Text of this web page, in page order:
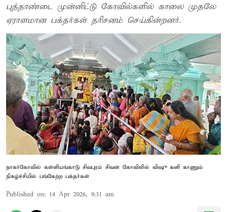
புத்தாண்டை முன்னிட்டு கோவில்களில் காலை முதலே
ஏராளமான பக்தர்கள் தரிசனம் செய்கின்றனர்.
நாகர்கோவில் கள்ளியங்காடு சிவபுரம் சிவன் கோவிலில் விஷு கனி காணும்
நிகழ்ச்சியில் பங்கேற்ற பக்தர்கள்
Published on: 14 Apr 2026, 9:31 am